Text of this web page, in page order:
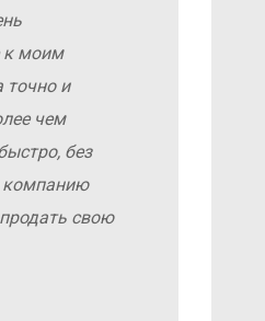
к моим
точно и
чем
без
компанию
свою